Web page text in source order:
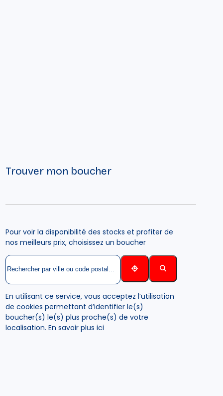
Trouver mon boucher
Pour voir la disponibilité des stocks et profiter de
nos meilleurs prix, choisissez un boucher
En utilisant ce service, vous acceptez l’utilisation
de cookies permettant d’identifier le(s)
boucher(s) le(s) plus proche(s) de votre
localisation.En savoir plus ici